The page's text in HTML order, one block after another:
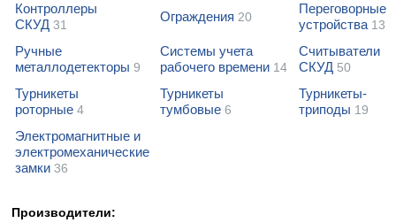
Контроллеры
СКУД 31
Ограждения 20
Переговорные
устройства 13
Ручные
металлодетекторы 9
Системы учета
рабочего времени 14
Считыватели
СКУД 50
Турникеты
роторные 4
Турникеты
тумбовые 6
Турникеты-
триподы 19
Электромагнитные и
электромеханические
замки 36
Производители: